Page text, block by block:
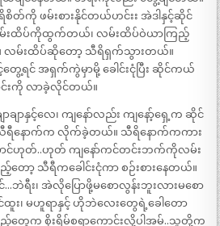
ရိစိတ်ကို ဖမ်းစားနိုင်တယ်ဟင်းး အဲဒါနှင့်ဆိုင်
းထိပ်ကိုထွက်တယ်၊ လမ်းထိပ်ဝဲယာကြည့်
လမ်းထိပ်ဆိုတော့ သီရိရှက်သွားတယ်။
င် အရှက်ကွဲမှာမို့ ခေါင်းငုံပြီး ဆိုင်ကယ်
င်းကို လာခဲ့လိုင်တယ်။
ာချာနှင့်လေ၊ ကျနော်လည်း ကျနော့်ရှေ့က ဆိုင်
ရီနောက်က လိုက်ခဲ့တယ်။ သီရိနောက်ကကား
ောင်ဟုတ်..ဟုတ် ကျနော်ကင်တင်းဘက်ကိုလမ်း
ော့ သီရီကခေါင်းငုံကာ စဉ်းစားနေတယ်။
ရီး၊ အဲလိုပြောဖို့မစောလွန်းဘူးလားမစော
င်ထူး၊ မဟူရာနှင့် ဟိုဘဲလေးတွေရဲ့ခေါတော
တွေက စိုးရိမ်စရာကောင်းလို့ပါအမ်..သူတို့က